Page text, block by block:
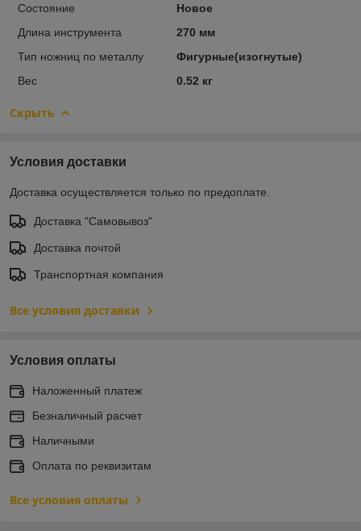
Состояние
Новое
Длина инструмента
270 мм
Тип ножниц по металлу
Фигурные(изогнутые)
Вес
0.52 кг
Скрыть
Условия доставки
Доставка осуществляется только по предоплате.
Доставка "Самовывоз"
Доставка почтой
Транспортная компания
Все условия доставки
Условия оплаты
Наложенный платеж
Безналичный расчет
Наличными
Оплата по реквизитам
Все условия оплаты